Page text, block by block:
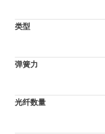
类型
弹簧力
光纤数量